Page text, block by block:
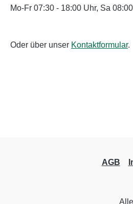
Mo-Fr 07:30 - 18:00 Uhr, Sa
Oder über unser Kontaktformular.
AGB